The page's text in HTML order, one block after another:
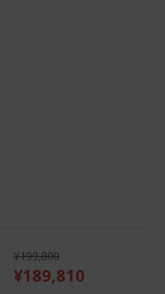
¥199,800
¥189,810